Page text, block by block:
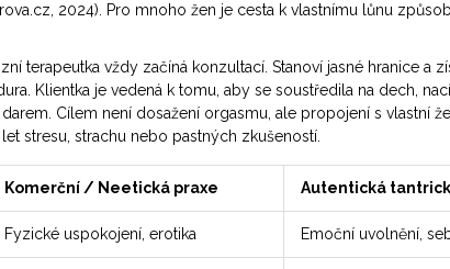
2024). Pro mnoho žen je cesta k vlastnímu lůnu
terapeutka vždy začíná konzultací. Stanoví jasné hranice a
Klientka je vedená k tomu, aby se soustředila na dech,
darem. Cílem není dosažení orgasmu, ale propojení s vlastní
stresu, strachu nebo pastných zkušeností.
Komerční / Neetická praxe Autentická
Fyzické uspokojení, erotika Emoční uvolnění,